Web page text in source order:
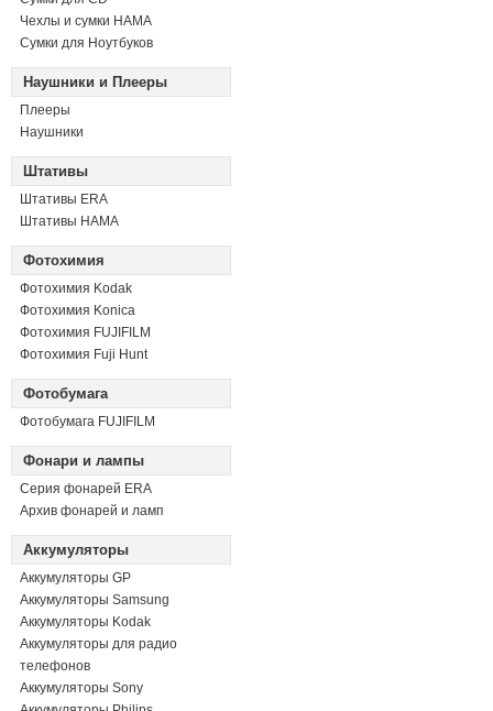
Чехлы и сумки HAMA
Сумки для Ноутбуков
Наушники и Плееры
Плееры
Наушники
Штативы
Штативы ERA
Штативы HAMA
Фотохимия
Фотохимия Kodak
Фотохимия Konica
Фотохимия FUJIFILM
Фотохимия Fuji Hunt
Фотобумага
Фотобумага FUJIFILM
Фонари и лампы
Серия фонарей ERA
Архив фонарей и ламп
Аккумуляторы
Аккумуляторы GP
Аккумуляторы Samsung
Аккумуляторы Kodak
Аккумуляторы для радио
телефонов
Аккумуляторы Sony